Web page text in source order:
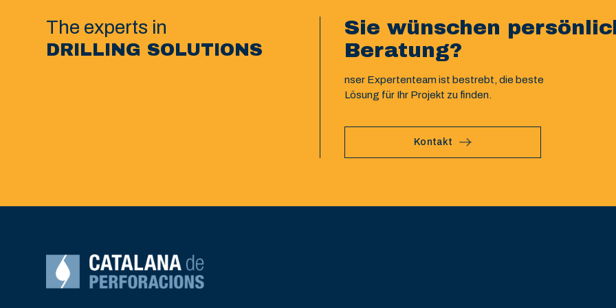
The experts in
DRILLING SOLUTIONS
Sie wünschen
Beratung?
nser Expertenteam ist bestrebt, die beste
Lösung für Ihr Projekt zu finden.
Kontakt